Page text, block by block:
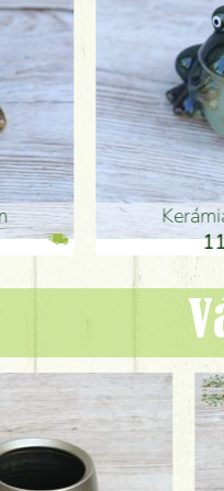
béka 12cm
600 Ft